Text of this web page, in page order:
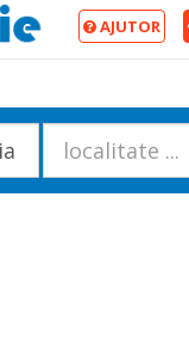
AJUTOR